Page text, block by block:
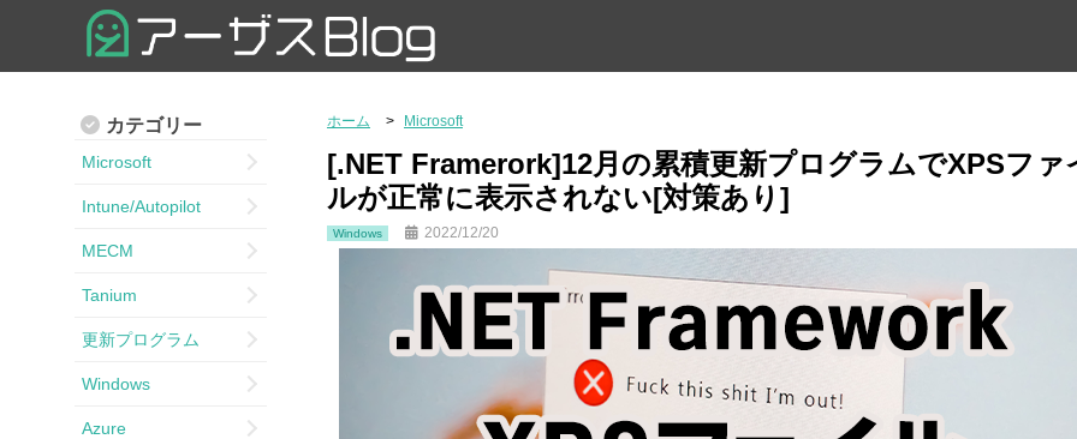
ホーム Microsoft
[.NET Framerork]12月の累積更新プログラムでXPSファ
ルが正常に表示されない[対策あり]
Windows 2022/12/20
カテゴリー
Microsoft
Intune/Autopilot
MECM
Tanium
更新プログラム
Windows
Azure